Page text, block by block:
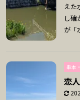
えた
し確
が「
串本
恋